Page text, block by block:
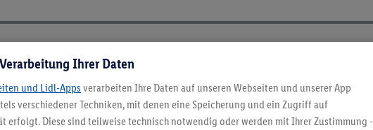
Ihrer Daten
und Lidl-Apps verarbeiten Ihre Daten auf unseren Webseiten und unserer App
verschiedener Techniken, mit denen eine Speicherung und ein Zugriff auf
erfolgt. Diese sind teilweise technisch notwendig oder werden mit Ihrer Zustimmung -